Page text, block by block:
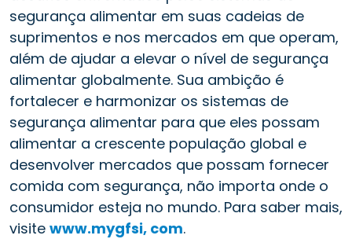
segurança alimentar em suas cadeias de
suprimentos e nos mercados em que operam,
além de ajudar a elevar o nível de segurança
alimentar globalmente. Sua ambição é
fortalecer e harmonizar os sistemas de
segurança alimentar para que eles possam
alimentar a crescente população global e
desenvolver mercados que possam fornecer
comida com segurança, não importa onde o
consumidor esteja no mundo. Para saber mais,
visite www.mygfsi, com.